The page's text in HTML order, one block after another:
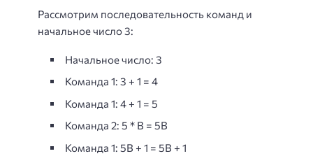
Рассмотрим последовательность команд и
начальное число 3:
Начальное число: 3
Команда 1: 3 + 1 = 4
Команда 1: 4 + 1 = 5
Команда 2: 5 * B = 5B
Команда 1: 5B + 1 = 5B + 1